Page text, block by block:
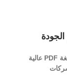
يتم تسليم الملفات بعد الإنتهاء من العمل بصيغة PDF عالية